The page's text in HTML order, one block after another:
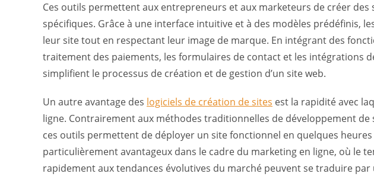
Ces outils permettent aux entrepreneurs et aux marketeurs de créer des
spécifiques. Grâce à une interface intuitive et à des modèles prédéfinis,
leur site tout en respectant leur image de marque. En intégrant des
traitement des paiements, les formulaires de contact et les intégrations
simplifient le processus de création et de gestion d’un site web.
Un autre avantage des logiciels de création de sites est la rapidité avec
ligne. Contrairement aux méthodes traditionnelles de développement de
ces outils permettent de déployer un site fonctionnel en quelques
particulièrement avantageux dans le cadre du marketing en ligne, où le
rapidement aux tendances évolutives du marché peuvent se traduire par